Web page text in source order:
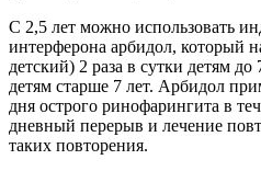
С 2,5 лет можно использовать
интерферона арбидол, который
детский) 2 раза в сутки детям до
детям старше 7 лет. Арбидол
дня острого ринофарингита в
дневный перерыв и лечение
таких повторения.